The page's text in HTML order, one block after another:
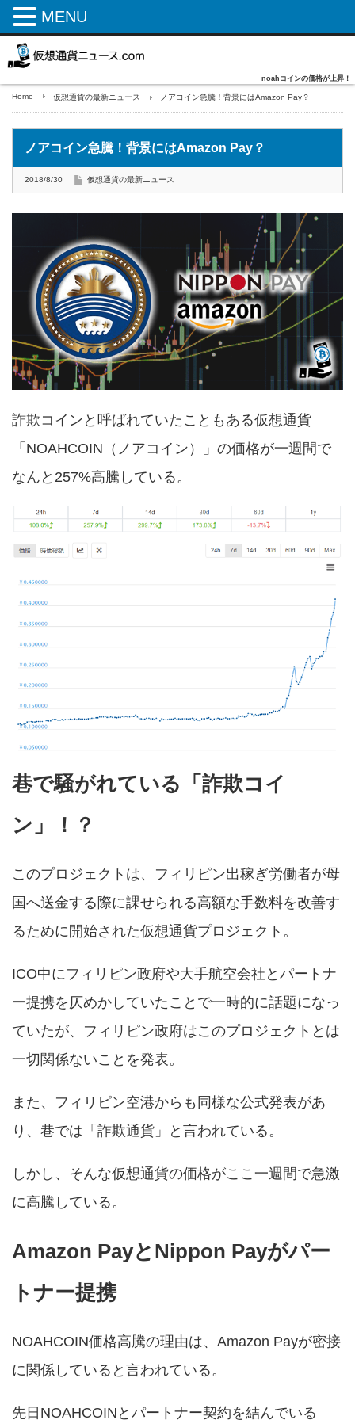
noahコインの価格が上昇！
Home 仮想通貨の最新ニュース ノアコイン急騰！背景にはAmazon Pay？
ノアコイン急騰！背景にはAmazon Pay？
2018/8/30 仮想通貨の最新ニュース
詐欺コインと呼ばれていたこともある仮想通貨
「NOAHCOIN（ノアコイン）」の価格が一週間で
なんと257%高騰している。
巷で騒がれている「詐欺コイ
ン」！？
このプロジェクトは、フィリピン出稼ぎ労働者が母
国へ送金する際に課せられる高額な手数料を改善す
るために開始された仮想通貨プロジェクト。
ICO中にフィリピン政府や大手航空会社とパートナ
ー提携を仄めかしていたことで一時的に話題になっ
ていたが、フィリピン政府はこのプロジェクトとは
一切関係ないことを発表。
また、フィリピン空港からも同様な公式発表があ
り、巷では「詐欺通貨」と言われている。
しかし、そんな仮想通貨の価格がここ一週間で急激
に高騰している。
Amazon PayとNippon Payがパー
トナー提携
NOAHCOIN価格高騰の理由は、Amazon Payが密接
に関係していると言われている。
先日NOAHCOINとパートナー契約を結んでいる
MENU